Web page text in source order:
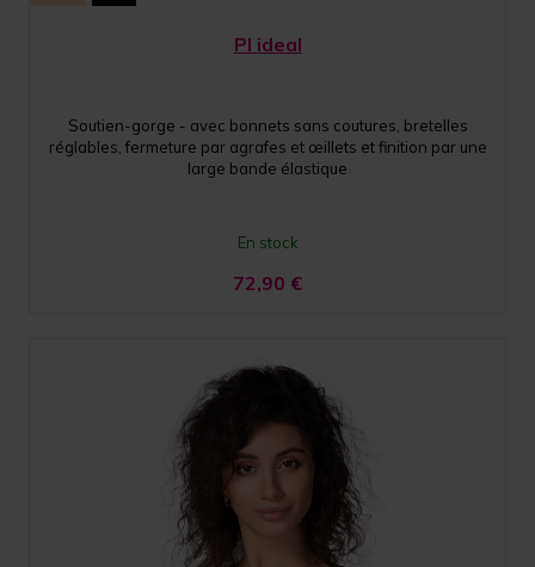
PI ideal
Soutien-gorge - avec bonnets sans coutures, bretelles
réglables, fermeture par agrafes et œillets et finition par une
large bande élastique
En stock
72,90 €